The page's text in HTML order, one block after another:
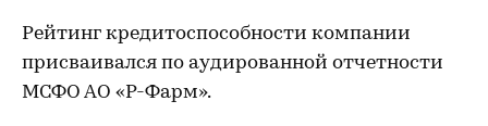
Рейтинг кредитоспособности компании
присваивался по аудированной отчетности
МСФО АО «Р-Фарм».